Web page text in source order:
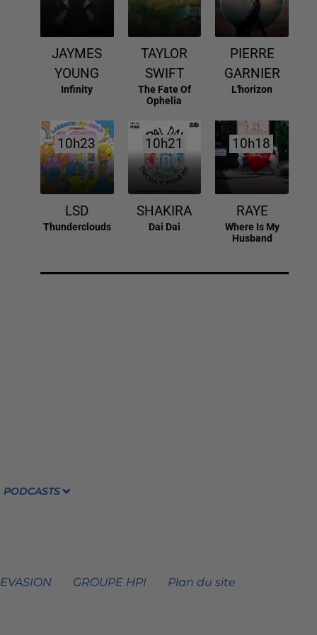
JAYMES
YOUNG
Infinity
TAYLOR
SWIFT
The Fate Of
Ophelia
PIERRE
GARNIER
L'horizon
10h23
10h23
LSD
Thunderclouds
10h21
10h21
SHAKIRA
Dai Dai
10h18
10h18
RAYE
Where Is My
Husband
PODCASTS
GROUPE HPI Plan du site